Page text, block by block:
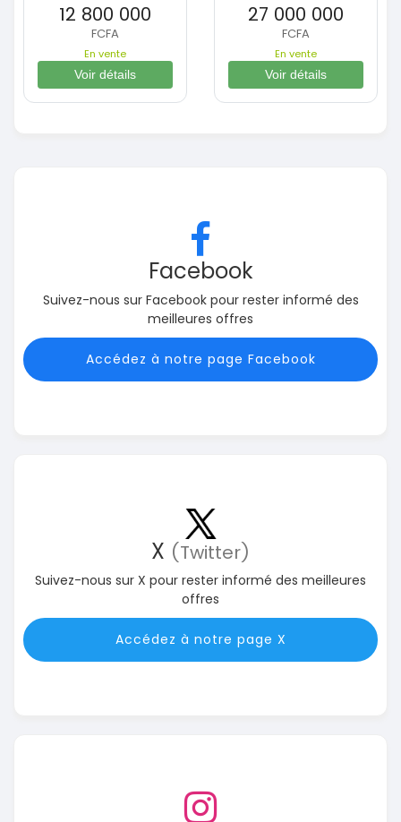
12 800 000
FCFA
En vente
Voir détails
27 000 000
FCFA
En vente
Voir détails
Facebook
Suivez-nous sur Facebook pour rester informé des
meilleures offres
Accédez à notre page Facebook
X (Twitter)
Suivez-nous sur X pour rester informé des meilleures
offres
Accédez à notre page X